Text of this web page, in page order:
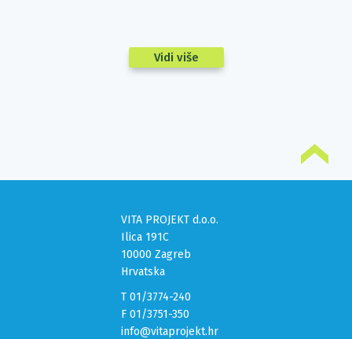
Vidi više
VITA PROJEKT d.o.o.
Ilica 191C
10000 Zagreb
Hrvatska
T 01/3774-240
F 01/3751-350
info@vitaprojekt.hr